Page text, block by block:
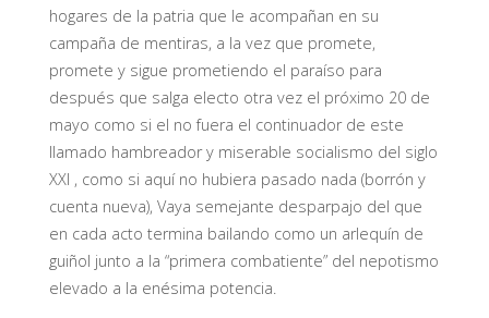
hogares de la patria que le acompañan en su
campaña de mentiras, a la vez que promete,
promete y sigue prometiendo el paraíso para
después que salga electo otra vez el próximo 20 de
mayo como si el no fuera el continuador de este
llamado hambreador y miserable socialismo del siglo
XXI , como si aquí no hubiera pasado nada (borrón y
cuenta nueva), Vaya semejante desparpajo del que
en cada acto termina bailando como un arlequín de
guiñol junto a la “primera combatiente” del nepotismo
elevado a la enésima potencia.